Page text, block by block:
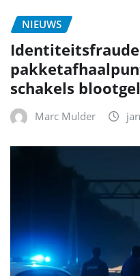
NIEUWS
schakels
Marc Mulder